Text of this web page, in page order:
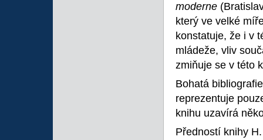
moderne
který ve velké
konstatuje, že i v
mládeže, vliv
zmiňuje se v této
Bohatá
reprezentuje
knihu uzavírá
Předností knihy